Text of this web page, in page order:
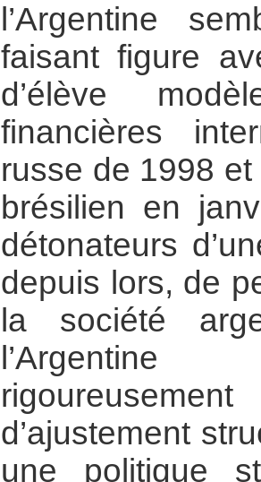
l’Argentine
faisant figure
d’élève
financières
russe de 1998
brésilien en
détonateurs
depuis lors, de
la société
d’ajustement
une politique